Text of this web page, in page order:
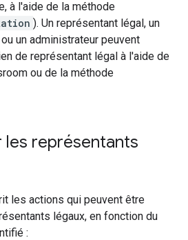
à l'aide de la méthode
). Un représentant légal, un
un administrateur peuvent
de représentant légal à l'aide de
ou de la méthode
représentants
les actions qui peuvent être
légaux, en fonction du
: